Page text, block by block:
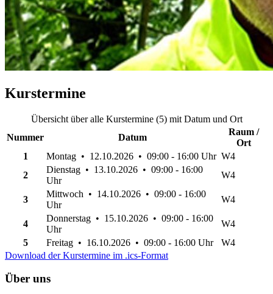
Kurstermine
Übersicht über alle Kurstermine (5) mit Datum und Ort
Nummer
Datum
Raum /
Ort
1
Montag • 12.10.2026 • 09:00 - 16:00 Uhr W4
2
Dienstag • 13.10.2026 • 09:00 - 16:00
Uhr
W4
3
Mittwoch • 14.10.2026 • 09:00 - 16:00
Uhr
W4
4
Donnerstag • 15.10.2026 • 09:00 - 16:00
Uhr
W4
5
Freitag • 16.10.2026 • 09:00 - 16:00 Uhr
W4
Download der Kurstermine im .ics-Format
Über uns